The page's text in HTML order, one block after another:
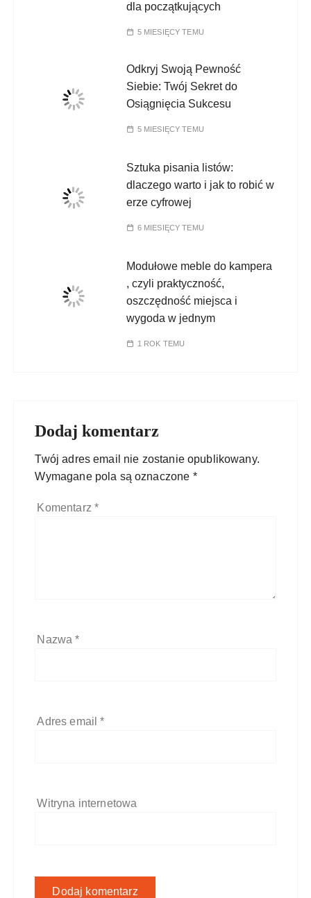
dla początkujących
5 MIESIĘCY TEMU
Odkryj Swoją Pewność
Siebie: Twój Sekret do
Osiągnięcia Sukcesu
5 MIESIĘCY TEMU
Sztuka pisania listów:
dlaczego warto i jak to robić w
erze cyfrowej
6 MIESIĘCY TEMU
Modułowe meble do kampera
, czyli praktyczność,
oszczędność miejsca i
wygoda w jednym
1 ROK TEMU
Dodaj komentarz
Twój adres email nie zostanie opublikowany.
Wymagane pola są oznaczone *
Komentarz *
Nazwa*
Adres email*
Witryna internetowa